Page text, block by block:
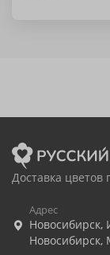
Доставка
Адрес
Новосибирск,
Новосибирск,